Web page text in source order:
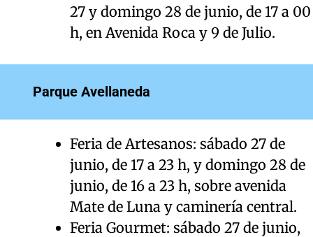
27 y domingo 28 de junio, de 17 a 00
h, en Avenida Roca y 9 de Julio.
Parque Avellaneda
Feria de Artesanos: sábado 27 de
junio, de 17 a 23 h, y domingo 28 de
junio, de 16 a 23 h, sobre avenida
Mate de Luna y caminería central.
Feria Gourmet: sábado 27 de junio,